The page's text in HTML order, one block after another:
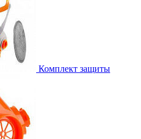
Комплект защиты